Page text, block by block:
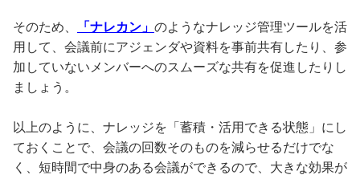
そのため、 「ナレカン」 のようなナレッジ管理ツールを活
用して、会議前にアジェンダや資料を事前共有したり、参
加していないメンバーへのスムーズな共有を促進したりし
ましょう。
以上のように、ナレッジを「蓄積・活用できる状態」にし
ておくことで、会議の回数そのものを減らせるだけでな
く、短時間で中身のある会議ができるので、大きな効果が